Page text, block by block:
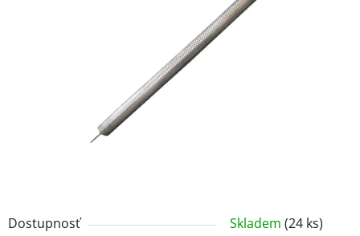
Dostupnosť Skladem (24 ks)